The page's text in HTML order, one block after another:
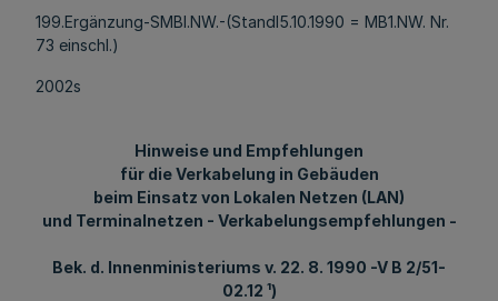
199.Ergänzung-SMBl.NW.-(Standl5.10.1990 = MB1.NW. Nr.
73 einschl.)
2002s
Hinweise und Empfehlungen
für die Verkabelung in Gebäuden
beim Einsatz von Lokalen Netzen (LAN)
und Terminalnetzen - Verkabelungsempfehlungen -
Bek. d. Innenministeriums v. 22. 8. 1990 -V B 2/51-
02.12 ¹)